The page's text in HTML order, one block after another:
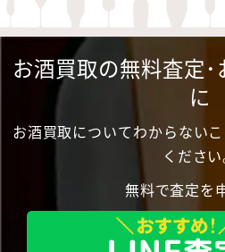
お酒買取の無料査定
に
お酒買取についてわからない
ください
無料で査定を